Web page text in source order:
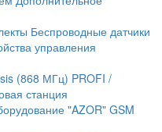
Беспроводные датчики
управления
(868 МГц) PROFI /
станция
"AZOR" GSM